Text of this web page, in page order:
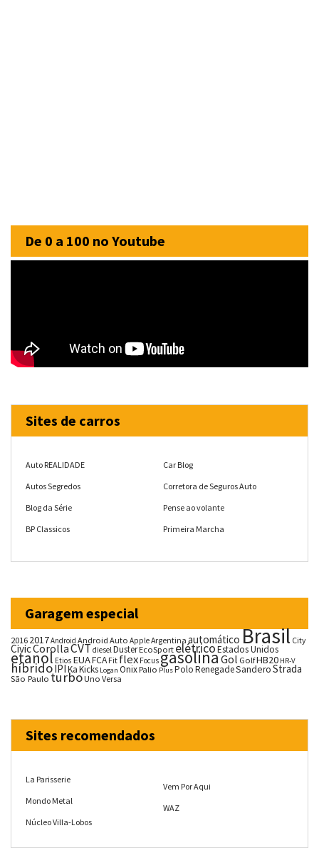
De 0 a 100 no Youtube
Sites de carros
Auto REALIDADE
Autos Segredos
Blog da Série
BP Classicos
Car Blog
Corretora de Seguros Auto
Pense ao volante
Primeira Marcha
Garagem especial
20162017Android Android Auto AppleArgentina automáticoBrasil City
CivicCorollaCVTdieselDusterEcoSportelétricoEstados Unidos
etanol Etios EUAFCA Fit flex FocusgasolinaGol GolfHB20 HR-V
híbridoIPIKaKicks Logan OnixPalio PlusPoloRenegadeSanderoStrada
São Paulo turboUno Versa
Sites recomendados
La Parisserie
Mondo Metal
Núcleo Villa-Lobos
Vem Por Aqui
WAZ